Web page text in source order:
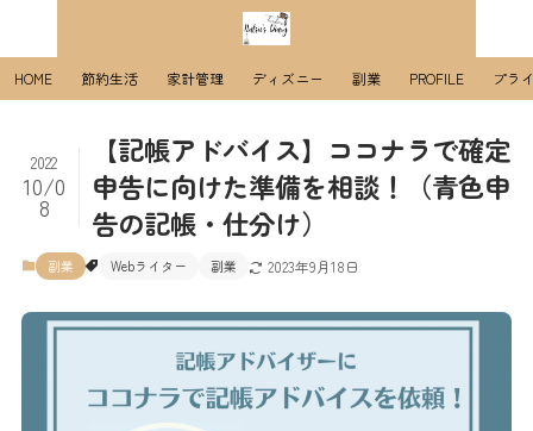
HOME 節約生活 家計管理 ディズニー 副業 PROFILE プラ
【記帳アドバイス】ココナラで確定
申告に向けた準備を相談！（青色申
告の記帳・仕分け）
2022
10/0
8
副業 Webライター 副業 2023年9月18日